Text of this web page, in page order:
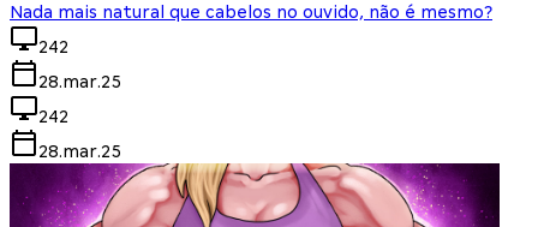
Nada mais natural que cabelos no ouvido, não é mesmo?
242
28.mar.25
242
28.mar.25